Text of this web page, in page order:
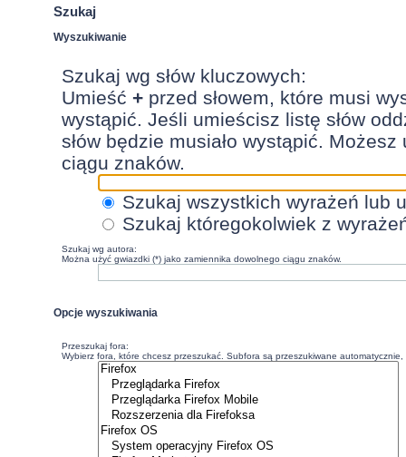
Szukaj
Wyszukiwanie
Szukaj wg słów kluczowych:
Umieść+ przed słowem, które musi
wystąpić. Jeśli umieścisz listę słów
słów będzie musiało wystąpić.
ciągu znaków.
Szukaj wszystkich wyrażeń lub
Szukaj któregokolwiek z
Szukaj wg autora:
Można użyć gwiazdki (*) jako zamiennika dowolnego ciągu znaków.
Opcje wyszukiwania
Przeszukaj fora:
Wybierz fora, które chcesz przeszukać. Subfora są przeszukiwane